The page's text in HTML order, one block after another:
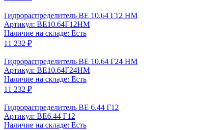
Гидрораспределитель ВЕ 10.64 Г12 НМ
Артикул: ВЕ10.64Г12НМ
Наличие на складе: Есть
11 232 ₽
Гидрораспределитель ВЕ 10.64 Г24 НМ
Артикул: ВЕ10.64Г24НМ
Наличие на складе: Есть
11 232 ₽
Гидрораспределитель ВЕ 6.44 Г12
Артикул: ВЕ6.44 Г12
Наличие на складе: Есть